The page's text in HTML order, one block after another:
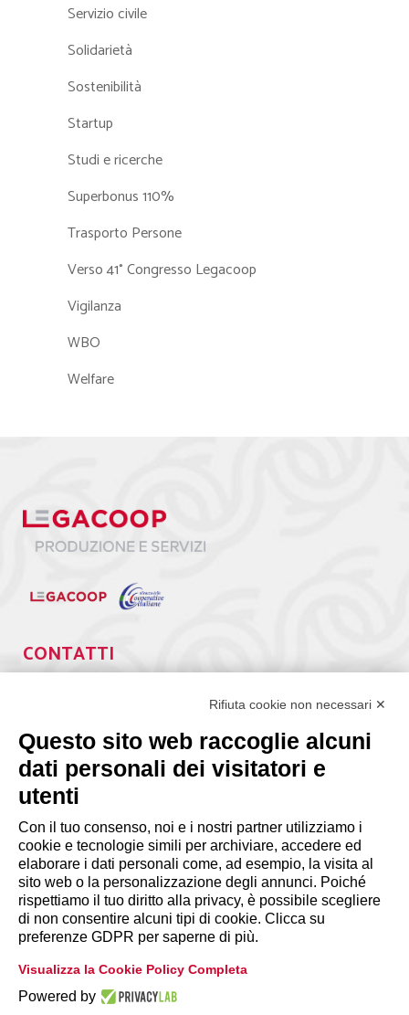
Servizio civile
Solidarietà
Sostenibilità
Startup
Studi e ricerche
Superbonus 110%
Trasporto Persone
Verso 41° Congresso Legacoop
Vigilanza
WBO
Welfare
CONTATTI
segreteria@lps.coop
INFORMAZIONI
Disclaimer
Privacy Policy
Cookie Policy|Modifica preferenze
Rifiuta cookie non necessari ✕
Questo sito web raccoglie alcuni
dati personali dei visitatori e
utenti
Con il tuo consenso, noi e i nostri partner utilizziamo i
cookie e tecnologie simili per archiviare, accedere ed
elaborare i dati personali come, ad esempio, la visita al
sito web o la personalizzazione degli annunci. Poiché
rispettiamo il tuo diritto alla privacy, è possibile scegliere
di non consentire alcuni tipi di cookie. Clicca su
preferenze GDPR per saperne di più.
Visualizza la Cookie Policy Completa
Powered by